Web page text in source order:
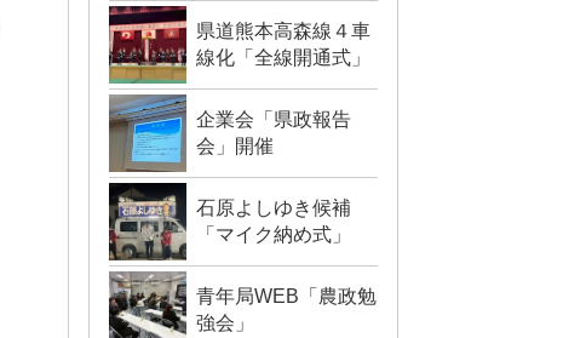
県道熊本高森線４車
線化「全線開通式」
企業会「県政報告
会」開催
石原よしゆき候補
「マイク納め式」
青年局WEB「農政勉
強会」